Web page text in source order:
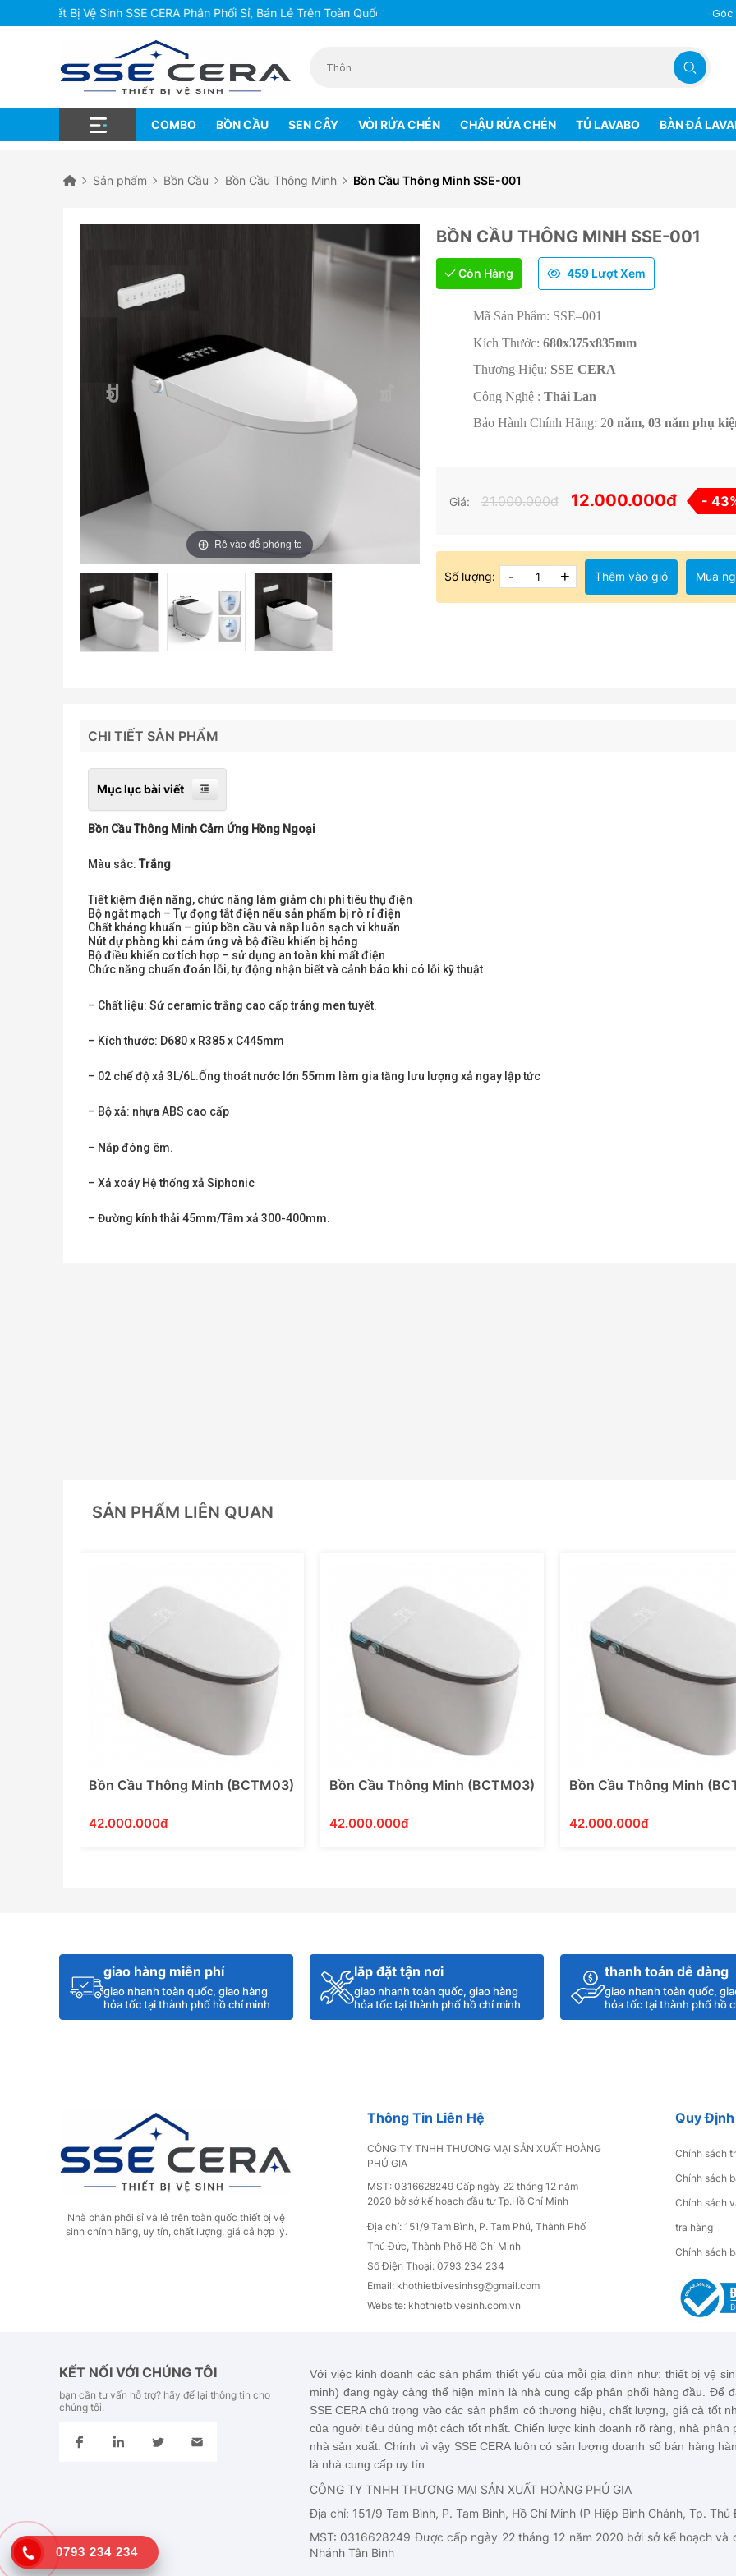
Bị Vệ Sinh SSE CERA Phân Phối Sỉ, Bán Lẻ Trên Toàn Quốc Góc
COMBO BỒN CẦU SEN CÂY VÒI RỬA CHÉN CHẬU RỬA CHÉN TỦ LAVABO BÀN ĐÁ
Sản phẩm Bồn Cầu Bồn Cầu Thông Minh Bồn Cầu Thông Minh SSE-001
Rê vào để phóng to
BỒN CẦU THÔNG MINH SSE-001
Còn Hàng 459 Lượt Xem
Mã Sản Phẩm: SSE–001
Kích Thước: 680x375x835mm
Thương Hiệu: SSE CERA
Công Nghệ : Thái Lan
Bảo Hành Chính Hãng: 20 năm, 03 năm phụ
Giá: 21.000.000đ 12.000.000đ -
Số lượng: - + Thêm vào giỏ Mua
CHI TIẾT SẢN PHẨM
Mục lục bài viết
Bồn Cầu Thông Minh Cảm Ứng Hồng Ngoại
Màu sắc: Trắng
Tiết kiệm điện năng, chức năng làm giảm chi phí tiêu thụ điện
Bộ ngắt mạch – Tự đọng tắt điện nếu sản phẩm bị rò rỉ điện
Chất kháng khuẩn – giúp bồn cầu và nắp luôn sạch vi khuẩn
Nút dự phòng khi cảm ứng và bộ điều khiển bị hỏng
Bộ điều khiển cơ tích hợp – sử dụng an toàn khi mất điện
Chức năng chuẩn đoán lỗi, tự động nhận biết và cảnh báo khi có lỗi kỹ thuật
– Chất liệu: Sứ ceramic trắng cao cấp tráng men tuyết.
– Kích thước: D680 x R385 x C445mm
– 02 chế độ xả 3L/6L.Ống thoát nước lớn 55mm làm gia tăng lưu lượng xả ngay lập tức
– Bộ xả: nhựa ABS cao cấp
– Nắp đóng êm.
– Xả xoáy Hệ thống xả Siphonic
– Đường kính thải 45mm/Tâm xả 300-400mm.
SẢN PHẨM LIÊN QUAN
Thêm Vào Giỏ Hàng
Bồn Cầu Thông Minh (BCTM03)
42.000.000đ
Thêm Vào Giỏ Hàng
Bồn Cầu Thông Minh (BCTM03)
42.000.000đ
Thêm Vào Giỏ Hàng
Bồn Cầu Thông Minh
42.000.000đ
giao hàng miễn phí
giao nhanh toàn quốc, giao hàng
hỏa tốc tại thành phố hồ chí minh
lắp đặt tận nơi
giao nhanh toàn quốc, giao hàng
hỏa tốc tại thành phố hồ chí minh
thanh toán dễ dàng
giao nhanh toàn quốc,
hỏa tốc tại thành phố hồ
Nhà phân phối sỉ và lẻ trên toàn quốc thiết bị vệ
sinh chính hãng, uy tín, chất lượng, giá cả hợp lý.
Thông Tin Liên Hệ
CÔNG TY TNHH THƯƠNG MẠI SẢN XUẤT HOÀNG
PHÚ GIA
MST: 0316628249 Cấp ngày 22 tháng 12 năm
2020 bở sở kế hoạch đầu tư Tp.Hồ Chí Minh
Địa chỉ: 151/9 Tam Bình, P. Tam Phú, Thành Phố
Thủ Đức, Thành Phố Hồ Chí Minh
Số Điện Thoại: 0793 234 234
Email: khothietbivesinhsg@gmail.com
Website: khothietbivesinh.com.vn
Quy Định
Chính sách
Chính sách
Chính sách
tra hàng
Chính sách
KẾT NỐI VỚI CHÚNG TÔI
bạn cần tư vấn hỗ trợ? hãy để lại thông tin cho
chúng tôi.
Với việc kinh doanh các sản phẩm thiết yếu của mỗi gia đình như: thiết bị vệ
minh) đang ngày càng thể hiện mình là nhà cung cấp phân phối hàng đầu. Để
SSE CERAchú trọng vào các sản phẩm có thương hiệu, chất lượng, giá cả tốt
của người tiêu dùng một cách tốt nhất. Chiến lược kinh doanh rõ ràng, nhà phân
nhà sản xuất. Chính vì vậy SSE CERAluôn có sản lượng doanh số bán hàng
là nhà cung cấp uy tín.
CÔNG TY TNHH THƯƠNG MẠI SẢN XUẤT HOÀNG PHÚ GIA
Địa chỉ: 151/9 Tam Bình, P. Tam Bình, Hồ Chí Minh (P Hiệp Bình Chánh, Tp. Thủ
MST: 0316628249 Được cấp ngày 22 tháng 12 năm 2020 bởi sở kế hoạch và
Nhánh Tân Bình
0793 234 234